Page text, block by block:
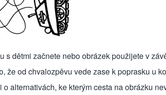
s dětmi začnete nebo obrázek použijete v
že od chvalozpěvu vede zase k poprasku u
alternativách, ke kterým cesta na obrázku